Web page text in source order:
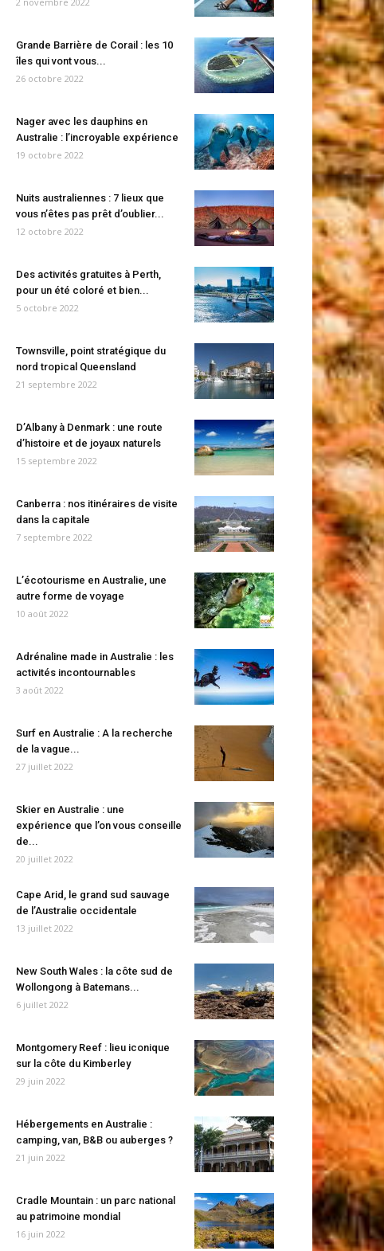
Grande Barrière de Corail : les 10
îles qui vont vous...
26 octobre 2022
Nager avec les dauphins en
Australie : l’incroyable expérience
19 octobre 2022
Nuits australiennes : 7 lieux que
vous n’êtes pas prêt d’oublier...
12 octobre 2022
Des activités gratuites à Perth,
pour un été coloré et bien...
5 octobre 2022
Townsville, point stratégique du
nord tropical Queensland
21 septembre 2022
D’Albany à Denmark : une route
d’histoire et de joyaux naturels
15 septembre 2022
Canberra : nos itinéraires de visite
dans la capitale
7 septembre 2022
L’écotourisme en Australie, une
autre forme de voyage
10 août 2022
Adrénaline made in Australie : les
activités incontournables
3 août 2022
Surf en Australie : A la recherche
de la vague...
27 juillet 2022
Skier en Australie : une
expérience que l’on vous conseille
de...
20 juillet 2022
Cape Arid, le grand sud sauvage
de l’Australie occidentale
13 juillet 2022
New South Wales : la côte sud de
Wollongong à Batemans...
6 juillet 2022
Montgomery Reef : lieu iconique
sur la côte du Kimberley
29 juin 2022
Hébergements en Australie :
camping, van, B&B ou auberges ?
21 juin 2022
Cradle Mountain : un parc national
au patrimoine mondial
16 juin 2022